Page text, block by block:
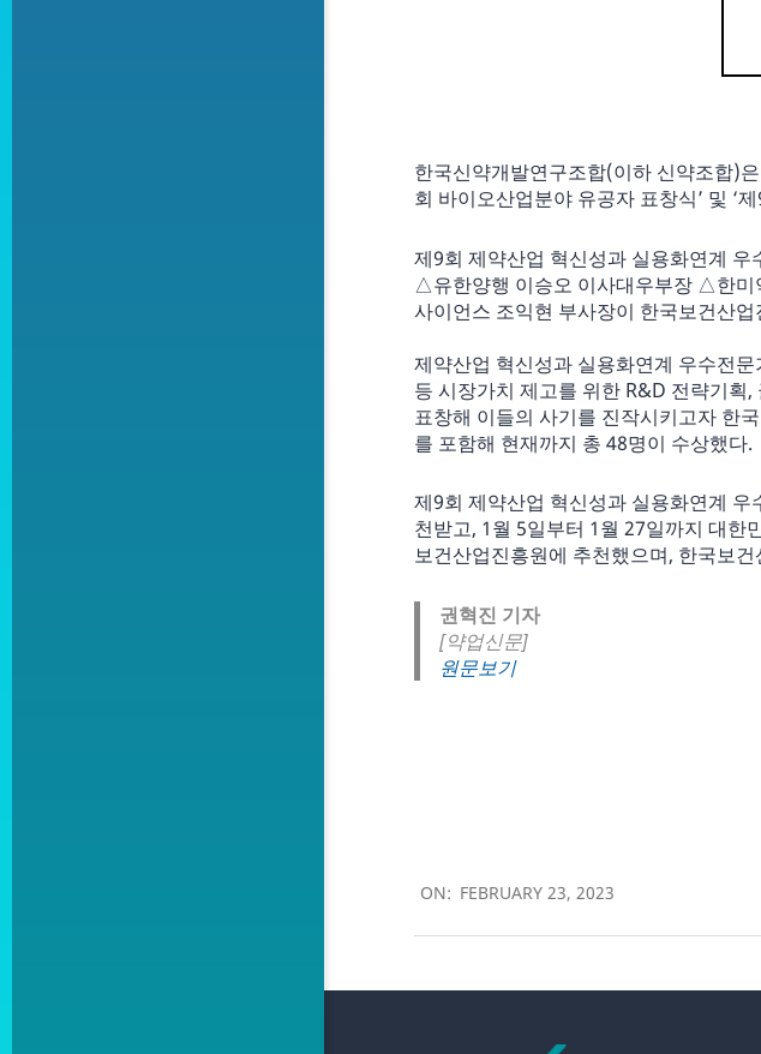
한국신약개발연구조합(이하 신약조합)
회 바이오산업분야 유공자 표창식’ 및 ‘
제9회 제약산업 혁신성과 실용화연계
△유한양행 이승오 이사대우부장 △한
사이언스 조익현 부사장이 한국보건산
제약산업 혁신성과 실용화연계 우수전
등 시장가치 제고를 위한 R&D 전략기획
표창해 이들의 사기를 진작시키고자 한
를 포함해 현재까지 총 48명이 수상했다.
제9회 제약산업 혁신성과 실용화연계
천받고, 1월 5일부터 1월 27일까지 대한
보건산업진흥원에 추천했으며, 한국보
권혁진 기자
[약업신문]
원문보기
ON: FEBRUARY 23, 2023